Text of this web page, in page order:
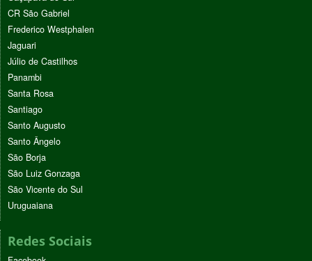
CR São Gabriel
Frederico Westphalen
Jaguari
Júlio de Castilhos
Panambi
Santa Rosa
Santiago
Santo Augusto
Santo Ângelo
São Borja
São Luiz Gonzaga
São Vicente do Sul
Uruguaiana
Redes Sociais